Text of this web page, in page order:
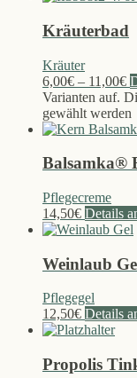
Kräuterbad
Kräuter
6,00€ – 11,00€
Varianten auf.
gewählt werden
Balsamka®
Pflegecreme
14,50€ Details
Weinlaub
Pflegegel
12,50€ Details
Propolis